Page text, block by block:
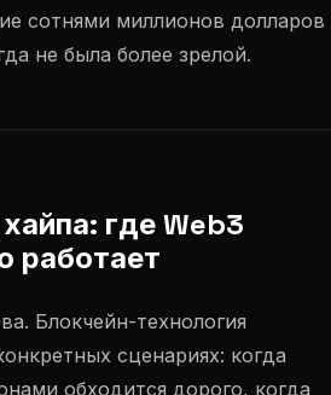
сотнями миллионов долларов
не была более зрелой.
где Web3
работает
Блокчейн-технология
сценариях: когда
обходится дорого, когда